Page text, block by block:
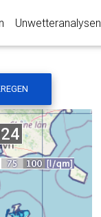
Unwetteranalysen